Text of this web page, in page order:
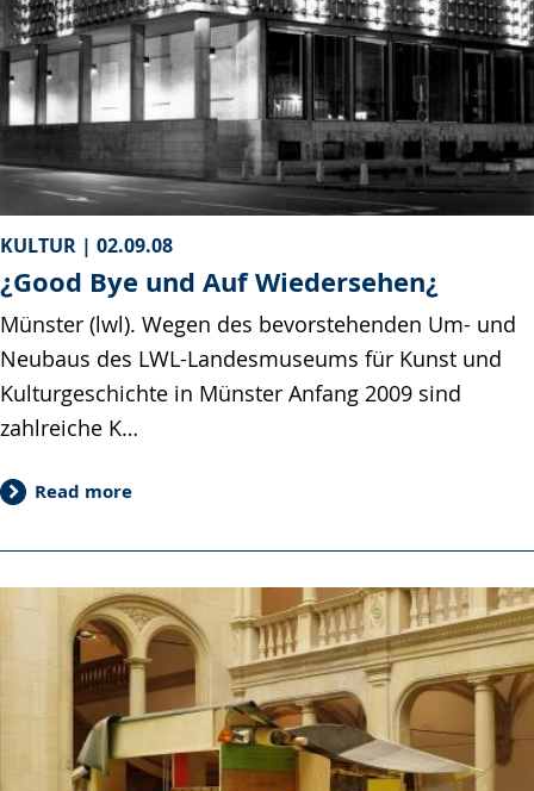
KULTUR | 02.09.08
¿Good Bye und Auf Wiedersehen¿
Münster (lwl). Wegen des bevorstehenden Um- und
Neubaus des LWL-Landesmuseums für Kunst und
Kulturgeschichte in Münster Anfang 2009 sind
zahlreiche K…
Read more